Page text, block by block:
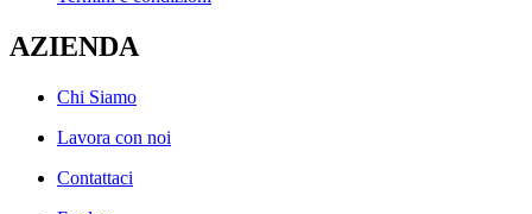
AZIENDA
Chi Siamo
Lavora con noi
Contattaci